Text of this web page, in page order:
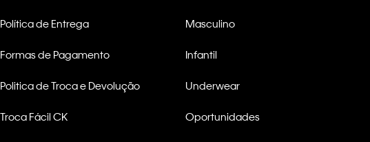
Política de Entrega
Formas de Pagamento
Politica de Troca e Devolução
Troca Fácil CK
Masculino
Infantil
Underwear
Oportunidades